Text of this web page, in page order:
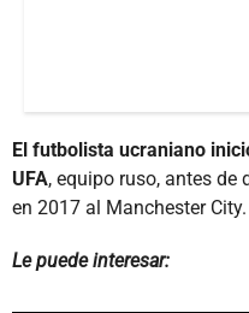
El futbolista ucraniano
UFA, equipo ruso, antes
en 2017 al Manchester City.
Le puede interesar: